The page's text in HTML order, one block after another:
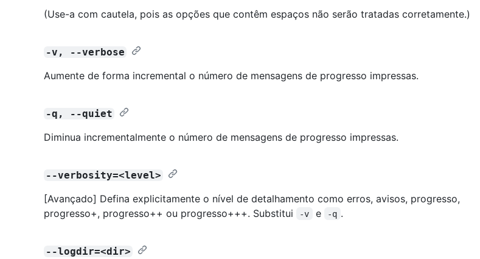
(Use-a com cautela, pois as opções que contêm espaços não serão tratadas corretamente.)
-v, --verbose
Aumente de forma incremental o número de mensagens de progresso impressas.
-q, --quiet
Diminua incrementalmente o número de mensagens de progresso impressas.
--verbosity=<level>
[Avançado] Defina explicitamente o nível de detalhamento como erros, avisos, progresso,
progresso+, progresso++ ou progresso+++. Substitui
-v e -q .
--logdir=<dir>